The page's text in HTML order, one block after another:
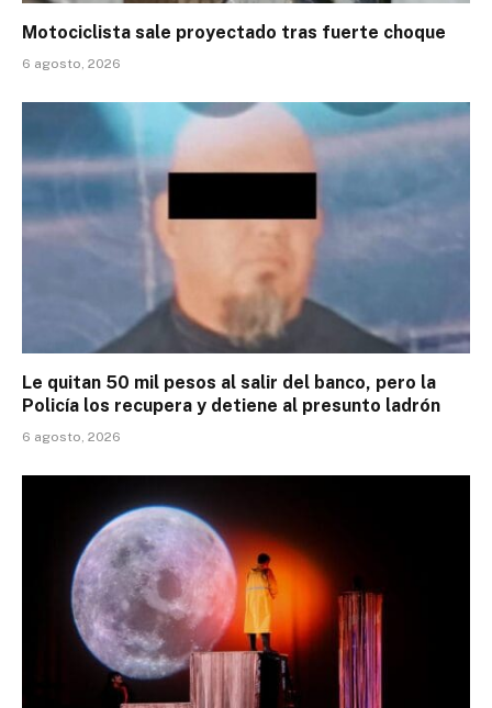
Motociclista sale proyectado tras fuerte choque
6 agosto, 2026
Le quitan 50 mil pesos al salir del banco, pero la
Policía los recupera y detiene al presunto ladrón
6 agosto, 2026